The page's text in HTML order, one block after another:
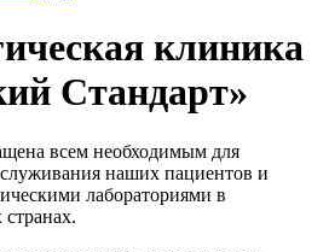
клиника
Стандарт»
всем необходимым для
наших пациентов и
лабораториями в